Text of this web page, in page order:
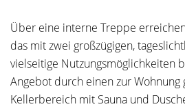
Über eine interne Treppe
das mit zwei großzügigen,
vielseitige Nutzungsmöglichkeiten
Angebot durch einen zur Wohnung
Kellerbereich mit Sauna und